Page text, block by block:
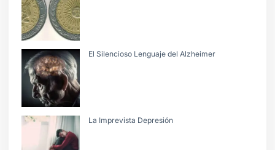
El Silencioso Lenguaje del Alzheimer
La Imprevista Depresión